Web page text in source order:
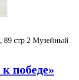
89 стр 2 Музейный
победе»